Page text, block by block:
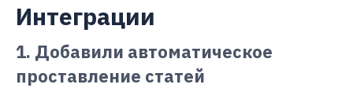
Интеграции
1. Добавили автоматическое
проставление статей